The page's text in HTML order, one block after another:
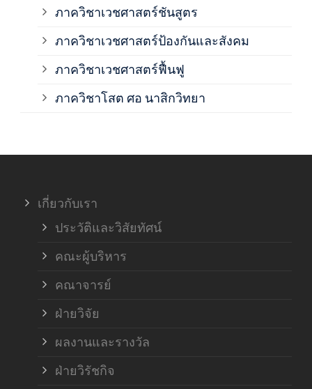
ภาควิชาเวชศาสตร์ชันสูตร
ภาควิชาเวชศาสตร์ป้องกันและสังคม
ภาควิชาเวชศาสตร์ฟื้นฟู
ภาควิชาโสต ศอ นาสิกวิทยา
เกี่ยวกับเรา
ประวัติและวิสัยทัศน์
คณะผู้บริหาร
คณาจารย์
ฝ่ายวิจัย
ผลงานและรางวัล
ฝ่ายวิรัชกิจ